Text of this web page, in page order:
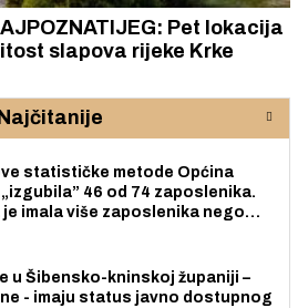
Pet lokacija
slapova rijeke Krke
Najčitanije
statističke metode Općina
46 od 74 zaposlenika.
je imala više zaposlenika nego
u Šibensko-kninskoj županiji –
- imaju status javno dostupnog